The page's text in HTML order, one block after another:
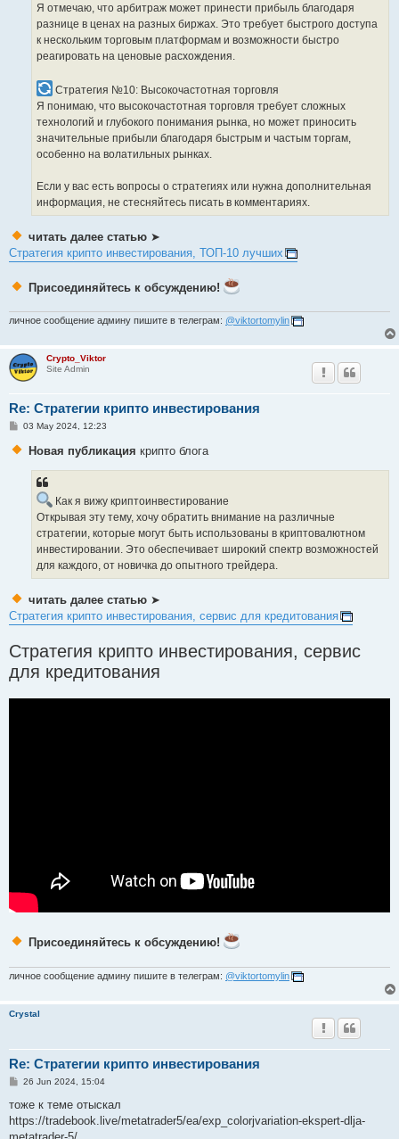
Я отмечаю, что арбитраж может принести прибыль благодаря
разнице в ценах на разных биржах. Это требует быстрого доступа
к нескольким торговым платформам и возможности быстро
реагировать на ценовые расхождения.
Стратегия №10: Высокочастотная торговля
Я понимаю, что высокочастотная торговля требует сложных
технологий и глубокого понимания рынка, но может приносить
значительные прибыли благодаря быстрым и частым торгам,
особенно на волатильных рынках.
Если у вас есть вопросы о стратегиях или нужна дополнительная
информация, не стесняйтесь писать в комментариях.
читать далее статью ➤
Стратегия крипто инвестирования, ТОП-10 лучших
Присоединяйтесь к обсуждению!
личное сообщение админу пишите в телеграм: @viktortomylin
Crypto_Viktor
Site Admin
Re: Стратегии крипто инвестирования
P
s
03 May 2024, 12:23
Новая публикация крипто блога
Как я вижу криптоинвестирование
Открывая эту тему, хочу обратить внимание на различные
стратегии, которые могут быть использованы в криптовалютном
инвестировании. Это обеспечивает широкий спектр возможностей
для каждого, от новичка до опытного трейдера.
читать далее статью ➤
Стратегия крипто инвестирования, сервис для кредитования
Стратегия крипто инвестирования, сервис
для кредитования
Присоединяйтесь к обсуждению!
личное сообщение админу пишите в телеграм: @viktortomylin
Crystal
Re: Стратегии крипто инвестирования
P
s
26 Jun 2024, 15:04
тоже к теме отыскал
https://tradebook.live/metatrader5/ea/exp_colorjvariation-ekspert-dlja-